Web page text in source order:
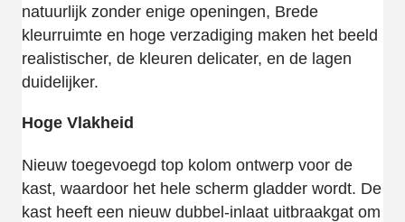
natuurlijk zonder enige openingen, Brede
kleurruimte en hoge verzadiging maken het beeld
realistischer, de kleuren delicater, en de lagen
duidelijker.
Hoge Vlakheid
Nieuw toegevoegd top kolom ontwerp voor de
kast, waardoor het hele scherm gladder wordt. De
kast heeft een nieuw dubbel-inlaat uitbraakgat om